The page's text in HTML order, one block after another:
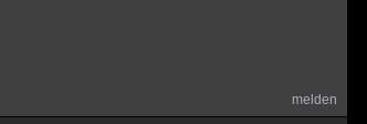
melden